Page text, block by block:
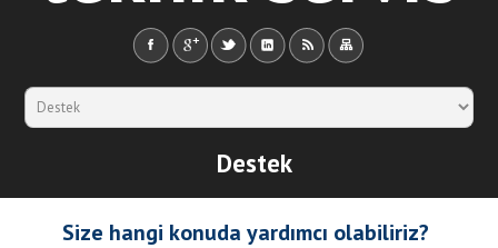
Destek
Size hangi konuda yardımcı olabiliriz?